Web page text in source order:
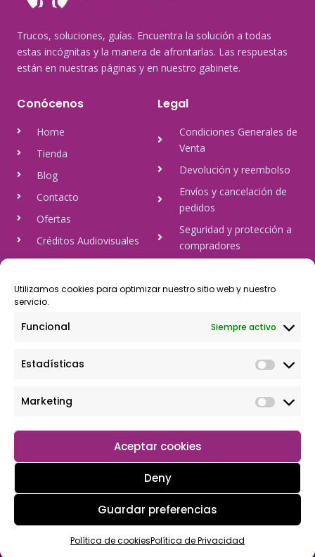
Utilizamos cookies para optimizar nuestro sitio web y nuestro
servicio.
Funcional Siempre activo
Estadísticas
Marketing
Aceptar cookies
Deny
Guardar preferencias
Política de cookiesPolítica de Privacidad
Trucos, soluciones, guías. Encuentra la solución a todas
estas incógnitas y la manera de afrontarlas. Las respuestas
están en nuestras páginas y en nuestro gabinete.
Conócenos
Home
Tienda
Blog
Contacto
Ofertas
Créditos Audiovisuales
tulineamagica.com
Legal
Condiciones Generales de
Venta
Devolución y reembolso
Envíos y cancelación de
pedidos
Seguridad y protección a
compradores
Política de cookies
Copyright © 2026 Tu tienda magica